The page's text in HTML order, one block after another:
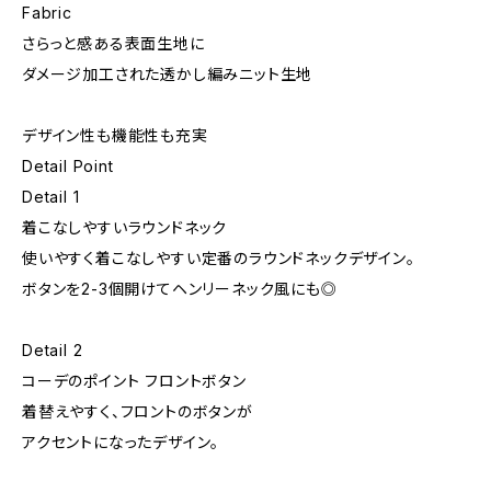
Fabric
さらっと感ある表面生地に
ダメージ加工された透かし編みニット生地
デザイン性も機能性も充実
Detail Point
Detail 1
着こなしやすいラウンドネック
使いやすく着こなしやすい定番のラウンドネックデザイン。
ボタンを2-3個開けてヘンリーネック風にも◎
Detail 2
コーデのポイント フロントボタン
着替えやすく、フロントのボタンが
アクセントになったデザイン。